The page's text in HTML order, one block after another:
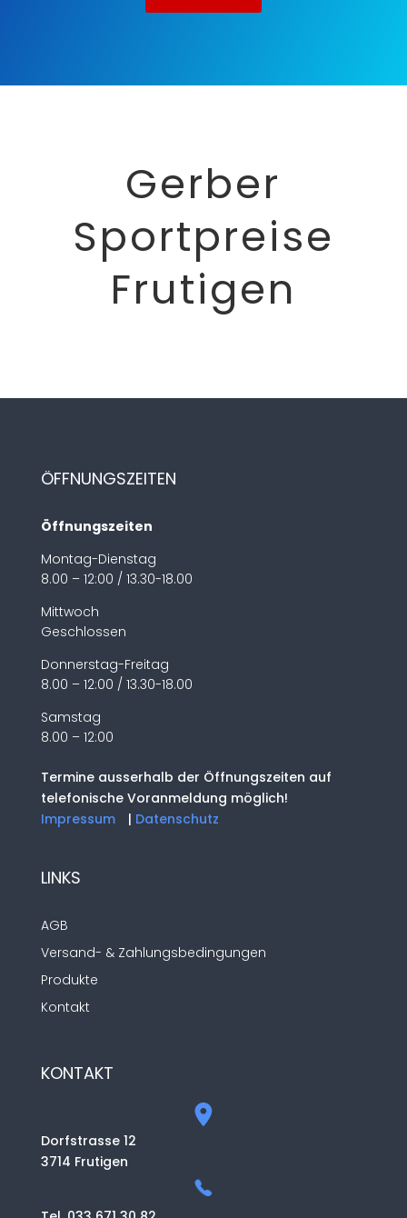
Gerber
Sportpreise
Frutigen
ÖFFNUNGSZEITEN
Öffnungszeiten
Montag-Dienstag
8.00 – 12:00 / 13.30-18.00
Mittwoch
Geschlossen
Donnerstag-Freitag
8.00 – 12:00 / 13.30-18.00
Samstag
8.00 – 12:00
Termine ausserhalb der Öffnungszeiten auf
telefonische Voranmeldung möglich!
Impressum
| Datenschutz
LINKS
AGB
Versand- & Zahlungsbedingungen
Produkte
Kontakt
KONTAKT
Dorfstrasse 12
3714 Frutigen